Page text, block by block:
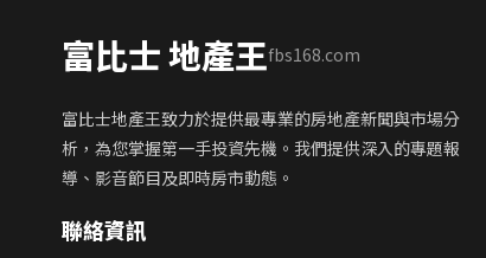
富比士 地產王fbs168.com
富比士地產王致力於提供最專業的房地產新聞與市場分
析，為您掌握第一手投資先機。我們提供深入的專題報
導、影音節目及即時房市動態。
聯絡資訊